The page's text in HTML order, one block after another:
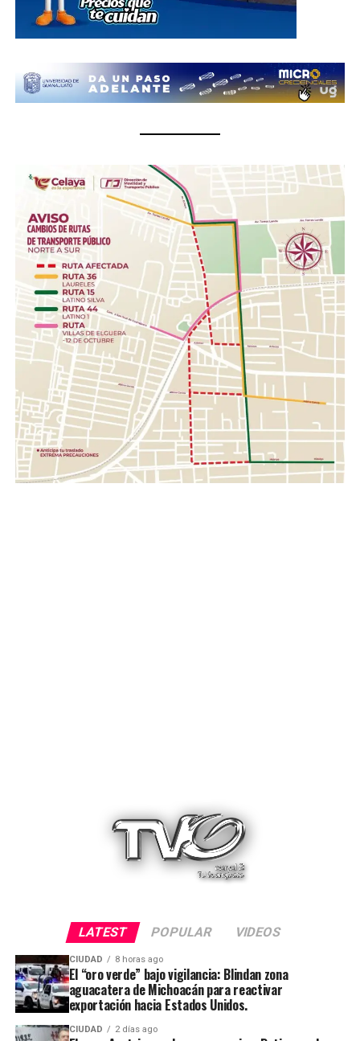
LATEST POPULAR VIDEOS
CIUDAD 8 horas ago
El “oro verde” bajo vigilancia: Blindan zona
aguacatera de Michoacán para reactivar
exportación hacia Estados Unidos.
CIUDAD 2 días ago